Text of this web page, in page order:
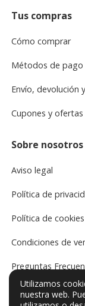
Tus compras
Cómo comprar
Métodos de pago
Envío, devolución
Cupones y ofertas
Sobre nosotros
Aviso legal
Política de
Política de cookies
Condiciones de
Preguntas
Utilizamos
nuestra web.